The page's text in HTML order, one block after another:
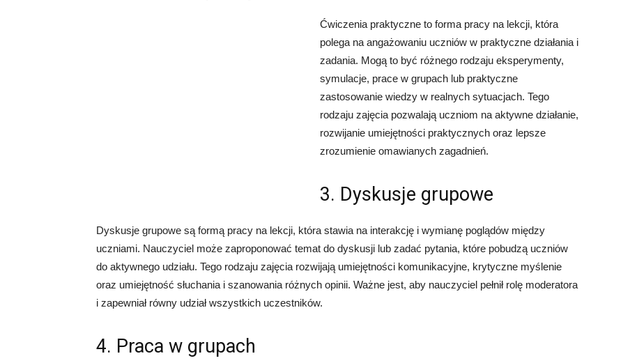
Ćwiczenia praktyczne to forma pracy na lekcji, która
polega na angażowaniu uczniów w praktyczne działania i
zadania. Mogą to być różnego rodzaju eksperymenty,
symulacje, prace w grupach lub praktyczne
zastosowanie wiedzy w realnych sytuacjach. Tego
rodzaju zajęcia pozwalają uczniom na aktywne działanie,
rozwijanie umiejętności praktycznych oraz lepsze
zrozumienie omawianych zagadnień.
3. Dyskusje grupowe
Dyskusje grupowe są formą pracy na lekcji, która stawia na interakcję i wymianę poglądów między
uczniami. Nauczyciel może zaproponować temat do dyskusji lub zadać pytania, które pobudzą uczniów
do aktywnego udziału. Tego rodzaju zajęcia rozwijają umiejętności komunikacyjne, krytyczne myślenie
oraz umiejętność słuchania i szanowania różnych opinii. Ważne jest, aby nauczyciel pełnił rolę moderatora
i zapewniał równy udział wszystkich uczestników.
4. Praca w grupach